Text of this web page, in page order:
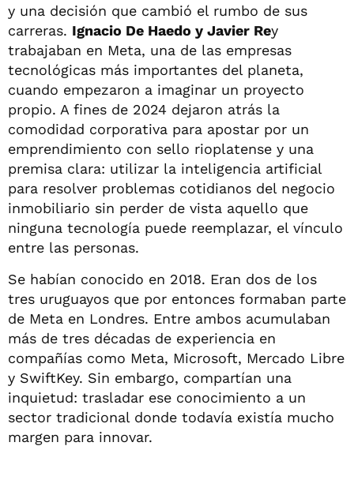
y una decisión que cambió el rumbo de sus
carreras. Ignacio De Haedo y Javier Rey
trabajaban en Meta, una de las empresas
tecnológicas más importantes del planeta,
cuando empezaron a imaginar un proyecto
propio. A fines de 2024 dejaron atrás la
comodidad corporativa para apostar por un
emprendimiento con sello rioplatense y una
premisa clara: utilizar la inteligencia artificial
para resolver problemas cotidianos del negocio
inmobiliario sin perder de vista aquello que
ninguna tecnología puede reemplazar, el vínculo
entre las personas.
Se habían conocido en 2018. Eran dos de los
tres uruguayos que por entonces formaban parte
de Meta en Londres. Entre ambos acumulaban
más de tres décadas de experiencia en
compañías como Meta, Microsoft, Mercado Libre
y SwiftKey. Sin embargo, compartían una
inquietud: trasladar ese conocimiento a un
sector tradicional donde todavía existía mucho
margen para innovar.